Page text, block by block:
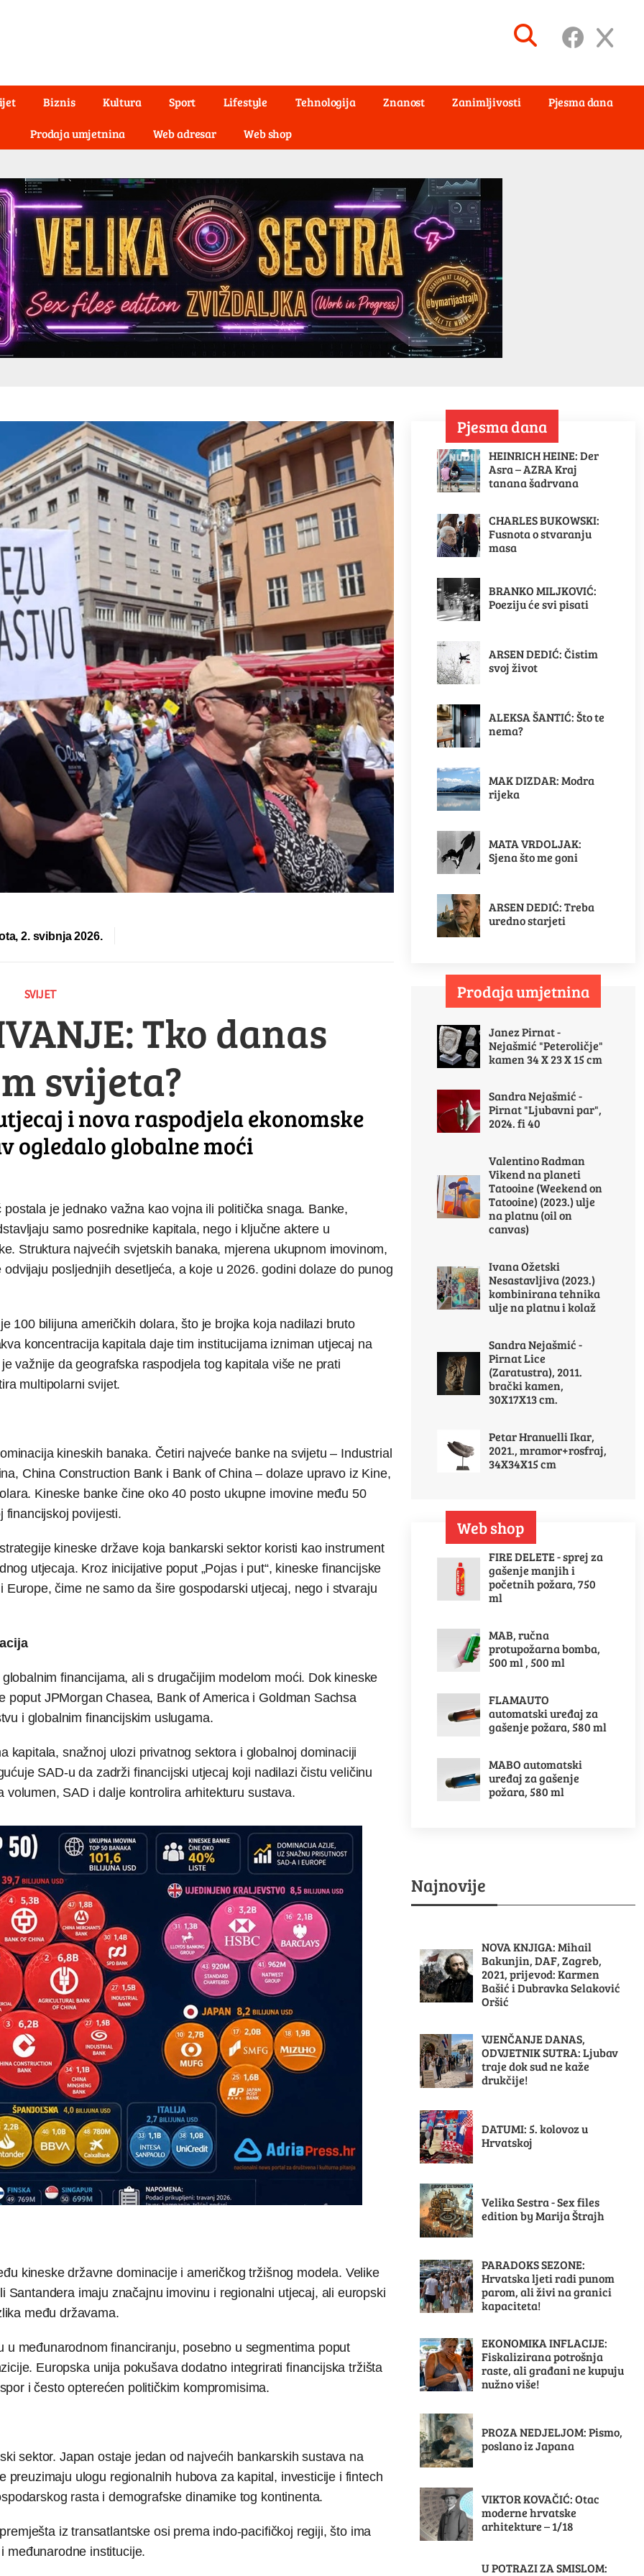
Biznis Kultura Sport Lifestyle Tehnologija Znanost Zanimljivosti Pjesma dana
Prodaja umjetnina Web adresar Web shop
2. svibnja 2026.
SVIJET
Tko danas
svijeta?
i nova raspodjela ekonomske
ogledalo globalne moći
je jednako važna kao vojna ili politička snaga. Banke,
samo posrednike kapitala, nego i ključne aktere u
Struktura najvećih svjetskih banaka, mjerena ukupnom imovinom,
posljednjih desetljeća, a koje u 2026. godini dolaze do punog
100 bilijuna američkih dolara, što je brojka koja nadilazi bruto
koncentracija kapitala daje tim institucijama izniman utjecaj na
važnije da geografska raspodjela tog kapitala više ne prati
multipolarni svijet.
kineskih banaka. Četiri najveće banke na svijetu – Industrial
China Construction Bank i Bank of China – dolaze upravo iz Kine,
Kineske banke čine oko 40 posto ukupne imovine među 50
financijskoj povijesti.
kineske države koja bankarski sektor koristi kao instrument
utjecaja. Kroz inicijative poput „Pojas i put“, kineske financijske
čime ne samo da šire gospodarski utjecaj, nego i stvaraju
financijama, ali s drugačijim modelom moći. Dok kineske
JPMorgan Chasea, Bank of America i Goldman Sachsa
i globalnim financijskim uslugama.
kapitala, snažnoj ulozi privatnog sektora i globalnoj dominaciji
SAD-u da zadrži financijski utjecaj koji nadilazi čistu veličinu
SAD i dalje kontrolira arhitekturu sustava.
kineske državne dominacije i američkog tržišnog modela. Velike
imaju značajnu imovinu i regionalni utjecaj, ali europski
među državama.
međunarodnom financiranju, posebno u segmentima poput
Europska unija pokušava dodatno integrirati financijska tržišta
i često opterećen političkim kompromisima.
sektor. Japan ostaje jedan od najvećih bankarskih sustava na
ulogu regionalnih hubova za kapital, investicije i fintech
rasta i demografske dinamike tog kontinenta.
iz transatlantske osi prema indo-pacifičkoj regiji, što ima
međunarodne institucije.
Pjesma dana
HEINRICH HEINE: Der
Asra – AZRA Kraj
tanana šadrvana
CHARLES BUKOWSKI:
Fusnota o stvaranju
masa
BRANKO MILJKOVIĆ:
Poeziju će svi pisati
ARSEN DEDIĆ: Čistim
svoj život
ALEKSA ŠANTIĆ: Što te
nema?
MAK DIZDAR: Modra
rijeka
MATA VRDOLJAK:
Sjena što me goni
ARSEN DEDIĆ: Treba
uredno starjeti
Prodaja umjetnina
Janez Pirnat -
Nejašmić "Peteroličje"
kamen 34 X 23 X 15 cm
Sandra Nejašmić -
Pirnat "Ljubavni par",
2024. fi 40
Valentino Radman
Vikend na planeti
Tatooine (Weekend on
Tatooine) (2023.) ulje
na platnu (oil on
canvas)
Ivana Ožetski
Nesastavljiva (2023.)
kombinirana tehnika
ulje na platnu i kolaž
Sandra Nejašmić -
Pirnat Lice
(Zaratustra), 2011.
brački kamen,
30X17X13 cm.
Petar Hranuelli Ikar,
2021., mramor+rosfraj,
34X34X15 cm
Web shop
FIRE DELETE - sprej za
gašenje manjih i
početnih požara, 750
ml
MAB, ručna
protupožarna bomba,
500 ml , 500 ml
FLAMAUTO
automatski uređaj za
gašenje požara, 580 ml
MABO automatski
uređaj za gašenje
požara, 580 ml
Najnovije
NOVA KNJIGA: Mihail
Bakunjin, DAF, Zagreb,
2021, prijevod: Karmen
Bašić i Dubravka Selaković
Oršić
VJENČANJE DANAS,
ODVJETNIK SUTRA: Ljubav
traje dok sud ne kaže
drukčije!
DATUMI: 5. kolovoz u
Hrvatskoj
Velika Sestra - Sex files
edition by Marija Štrajh
PARADOKS SEZONE:
Hrvatska ljeti radi punom
parom, ali živi na granici
kapaciteta!
EKONOMIKA INFLACIJE:
Fiskalizirana potrošnja
raste, ali građani ne kupuju
nužno više!
PROZA NEDJELJOM: Pismo,
poslano iz Japana
VIKTOR KOVAČIĆ: Otac
moderne hrvatske
arhitekture – 1/18
U POTRAZI ZA SMISLOM: